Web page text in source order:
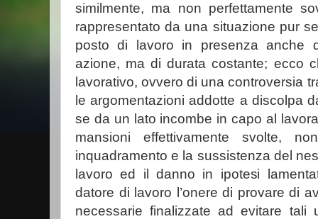
similmente, ma non perfettamente
rappresentato da una situazione pur
posto di lavoro in presenza anche
azione, ma di durata costante; ecco
lavorativo, ovvero di una controversia
le argomentazioni addotte a discolpa
se da un lato incombe in capo al
mansioni effettivamente svolte,
inquadramento e la sussistenza del
lavoro ed il danno in ipotesi
datore di lavoro l’onere di provare di
necessarie finalizzate ad evitare tali